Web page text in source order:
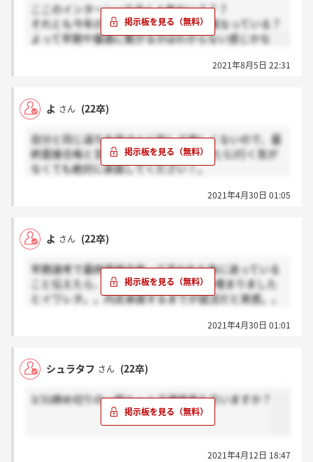
ここのインターンって全く人気ない？？？
それとも今年のプログラムは例年とは異なっている？
よって早期や優遇に繋がるかはわからない感じかな
2021年8月5日 22:31
よ さん (22卒)
自分と同じ過ちを皆さんに犯して欲しくないので、最
終面接合格と言われたら(内定欲しかったら)行く気が
なくても絶対に承諾してください！。
ートで入社する旨を記入しました。ですが、「あのア
社が主催のものだから関係ない(ソニー生命も合同で
やっているのに)」と言われてしまいました。
2021年4月30日 01:05
よ さん (22卒)
早期選考で最終面接合格って言われた後に迷っている
こと伝えたら、1週間後に電話で内定枠埋まりました
とイワレタ。。内定承諾するまでが就活だと実感。。
2021年4月30日 01:01
シュラタフ さん (22卒)
3/31締め切りの一般ルートで連絡来た方いますか？
2021年4月12日 18:47